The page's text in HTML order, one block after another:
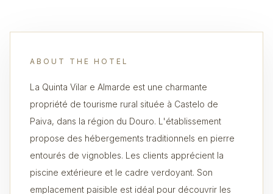
ABOUT THE HOTEL
La Quinta Vilar e Almarde est une charmante
propriété de tourisme rural située à Castelo de
Paiva, dans la région du Douro. L'établissement
propose des hébergements traditionnels en pierre
entourés de vignobles. Les clients apprécient la
piscine extérieure et le cadre verdoyant. Son
emplacement paisible est idéal pour découvrir les